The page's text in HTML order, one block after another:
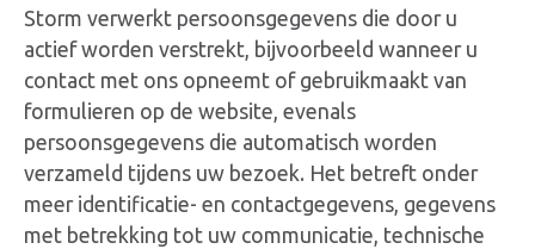
Storm verwerkt persoonsgegevens die door u
actief worden verstrekt, bijvoorbeeld wanneer u
contact met ons opneemt of gebruikmaakt van
formulieren op de website, evenals
persoonsgegevens die automatisch worden
verzameld tijdens uw bezoek. Het betreft onder
meer identificatie- en contactgegevens, gegevens
met betrekking tot uw communicatie, technische